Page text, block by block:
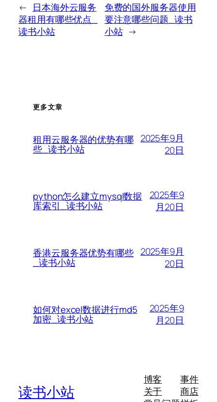
←
日本海外云服务
器租用有哪些优点_
读书小站
免费的国外服务器使用
要注意哪些问题_读书
小站 →
更多文章
租用云服务器的优势有哪
些_读书小站
2025年9月
20日
python怎么建立mysql数据
库索引_读书小站
2025年9
月20日
香港云服务器优势有哪些
_读书小站
2025年9月
20日
如何对excel数据进行md5
加密_读书小站
2025年9
月20日
读书小站
博客
关于
事件
商店